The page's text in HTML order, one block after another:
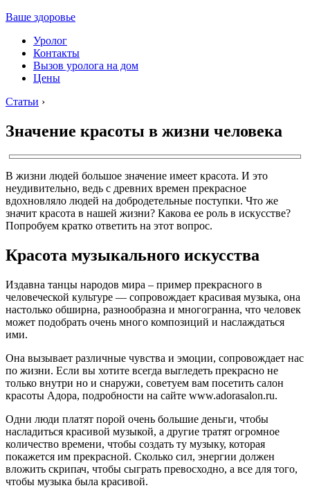
Ваше здоровье
Уролог
Контакты
Вызов уролога на дом
Цены
Статьи ›
Значение красоты в жизни человека
В жизни людей большое значение имеет красота. И это
неудивительно, ведь с древних времен прекрасное
вдохновляло людей на добродетельные поступки. Что же
значит красота в нашей жизни? Какова ее роль в искусстве?
Попробуем кратко ответить на этот вопрос.
Красота музыкального искусства
Издавна танцы народов мира – пример прекрасного в
человеческой культуре — сопровождает красивая музыка, она
настолько обширна, разнообразна и многогранна, что человек
может подобрать очень много композиций и наслаждаться
ими.
Она вызывает различные чувства и эмоции, сопровождает нас
по жизни. Если вы хотите всегда выгледеть прекрасно не
только внутри но и снаружи, советуем вам посетить салон
красоты Адора, подробности на сайте www.adorasalon.ru.
Одни люди платят порой очень большие деньги, чтобы
насладиться красивой музыкой, а другие тратят огромное
количество времени, чтобы создать ту музыку, которая
покажется им прекрасной. Сколько сил, энергии должен
вложить скрипач, чтобы сыграть превосходно, а все для того,
чтобы музыка была красивой.